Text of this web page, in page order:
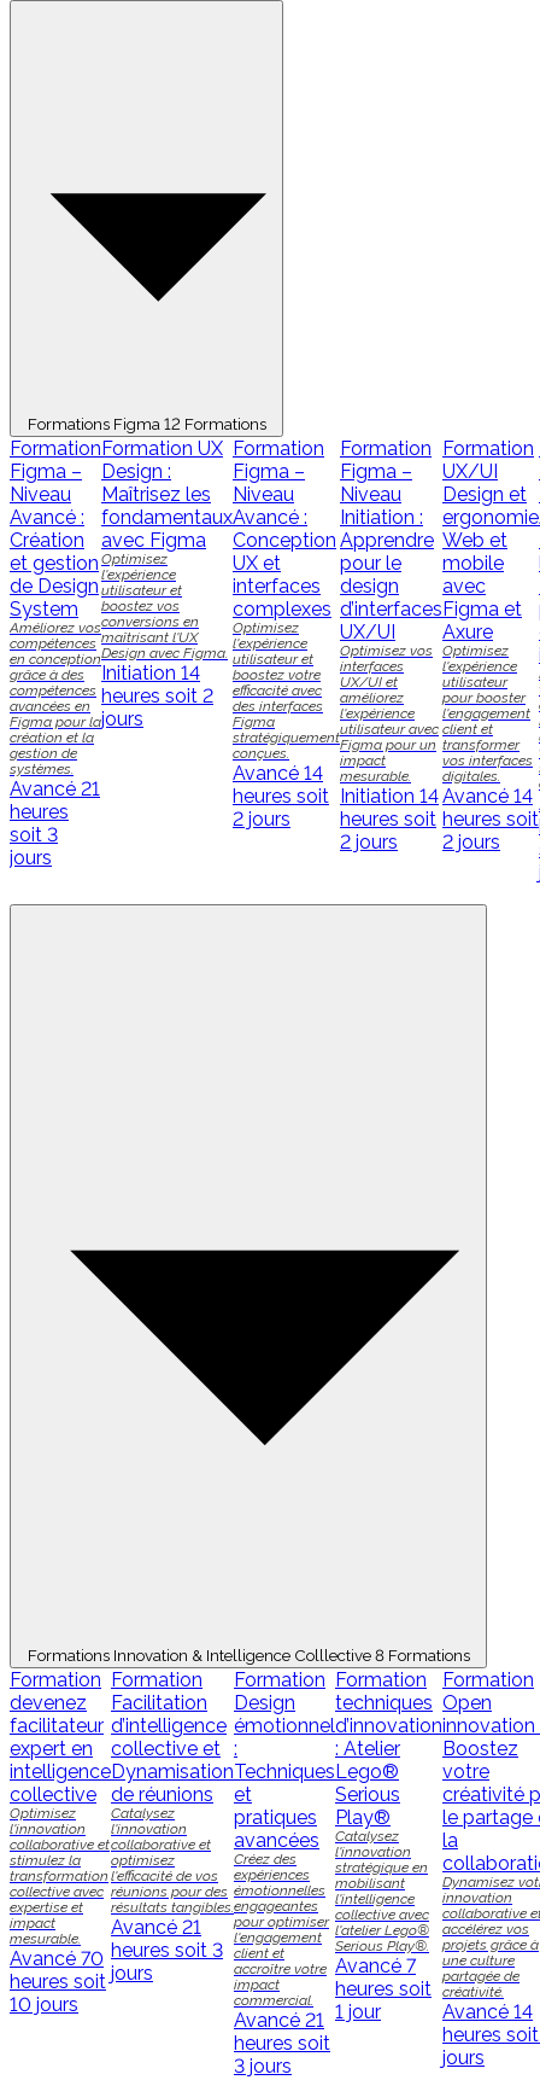
Formations Figma 12 Formations
Formation
Figma –
Niveau
Avancé :
Création
et gestion
de Design
System
Améliorez vos
compétences
en conception
grâce à des
compétences
avancées en
Figma pour la
création et la
gestion de
systèmes.
Avancé 21
heures
soit 3
jours
Formation UX
Design :
Maîtrisez les
fondamentaux
avec Figma
Optimisez
l'expérience
utilisateur et
boostez vos
conversions en
maîtrisant l'UX
Design avec Figma.
Initiation 14
heures soit 2
jours
Formation
Figma –
Niveau
Avancé :
Conception
UX et
interfaces
complexes
Optimisez
l'expérience
utilisateur et
boostez votre
efficacité avec
des interfaces
Figma
stratégiquement
conçues.
Avancé 14
heures soit
2 jours
Formation
Figma –
Niveau
Initiation :
Apprendre
pour le
design
d’interfaces
UX/UI
Optimisez vos
interfaces
UX/UI et
améliorez
l'expérience
utilisateur avec
Figma pour un
impact
mesurable.
Initiation 14
heures soit
2 jours
Formation
UX/UI
Design et
ergonomie
Web et
mobile
avec
Figma et
Axure
Optimisez
l'expérience
utilisateur
pour booster
l'engagement
client et
transformer
vos interfaces
digitales.
Avancé 14
heures soit
2 jours
Formations Innovation & Intelligence Colllective 8 Formations
Formation
devenez
facilitateur
expert en
intelligence
collective
Optimisez
l'innovation
collaborative et
stimulez la
transformation
collective avec
expertise et
impact
mesurable.
Avancé 70
heures soit
10 jours
Formation
Facilitation
d’intelligence
collective et
Dynamisation
de réunions
Catalysez
l'innovation
collaborative et
optimisez
l'efficacité de vos
réunions pour des
résultats tangibles.
Avancé 21
heures soit 3
jours
Formation
Design
émotionnel
:
Techniques
et
pratiques
avancées
Créez des
expériences
émotionnelles
engageantes
pour optimiser
l'engagement
client et
accroître votre
impact
commercial.
Avancé 21
heures soit
3 jours
Formation
techniques
d’innovation
: Atelier
Lego®
Serious
Play®
Catalysez
l'innovation
stratégique en
mobilisant
l'intelligence
collective avec
l'atelier Lego®
Serious Play®.
Avancé 7
heures soit
1 jour
Formation
Open
innovation
Boostez
votre
créativité
le partage
la
Dynamisez
innovation
collaborative
accélérez vos
projets grâce à
une culture
partagée de
créativité.
Avancé 14
heures
jours